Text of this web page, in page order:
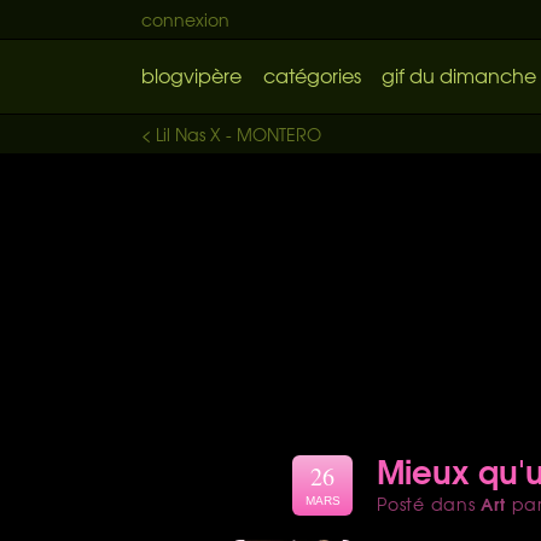
connexion
blogvipère catégories gif du dimanche
< Lil Nas X - MONTERO
Mieux
Posté dansArt par
26
MARS